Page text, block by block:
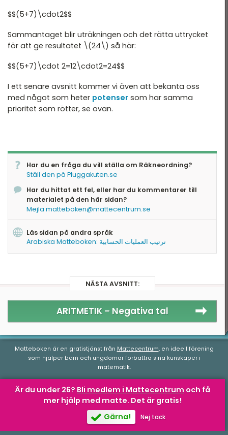
$$(5+7)\cdot2$$
Sammantaget blir uträkningen och det rätta uttrycket
för att ge resultatet \(24\) så här:
$$(5+7)\cdot 2=12\cdot2=24$$
I ett senare avsnitt kommer vi även att bekanta oss
med något som heter potenser som har samma
prioritet som rötter, se ovan.
Har du en fråga du vill ställa om Räkneordning?
Ställ den på Pluggakuten.se
Har du hittat ett fel, eller har du kommentarer till
materialet på den här sidan?
Mejla matteboken@mattecentrum.se
Läs sidan på andra språk
Arabiska Matteboken: ترتيب العمليات الحسابية
NÄSTA AVSNITT:
ARITMETIK – Negativa tal
Är du under 26? Bli medlem i Mattecentrum och få
mer hjälp med matte. Det är gratis!
Gärna!
Nej tack
Matteboken är en gratistjänst från Mattecentrum, en ideell förening
som hjälper barn och ungdomar förbättra sina kunskaper i
matematik.
Matteboken.se avMattecentrumär licensierad under en
Commons Attribution-NonCommercial-NoDerivatives 4.0
Internationell-licens.